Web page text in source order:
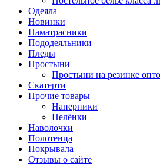
Одеяла
Новинки
Наматрасники
Пододеяльники
Пледы
Простыни
Простыни на резинке
Скатерти
Прочие товары
Наперники
Пелёнки
Наволочки
Полотенца
Покрывала
Отзывы о сайте